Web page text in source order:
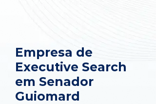
Empresa de
Executive Search
em Senador
Guiomard